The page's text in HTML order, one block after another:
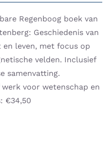
Regenboog boek van
Geschiedenis van
leven, met focus op
velden. Inclusief
samenvatting.
voor wetenschap en
€34,50